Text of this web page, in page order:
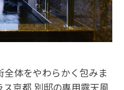
体をやわらかく包みま
京都 別邸の専用露天風